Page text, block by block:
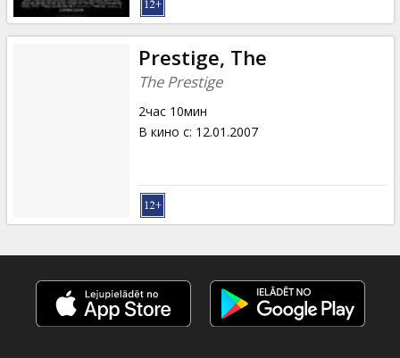
Prestige, The
The Prestige
2час 10мин
В кино с: 12.01.2007